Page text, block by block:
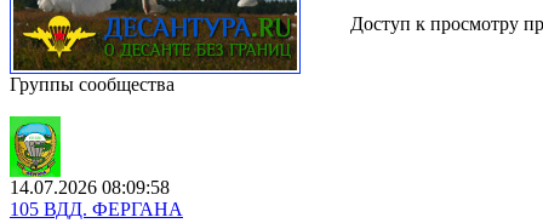
Группы сообщества
14.07.2026 08:09:58
105 ВДД. ФЕРГАНА
Доступ к просмотру